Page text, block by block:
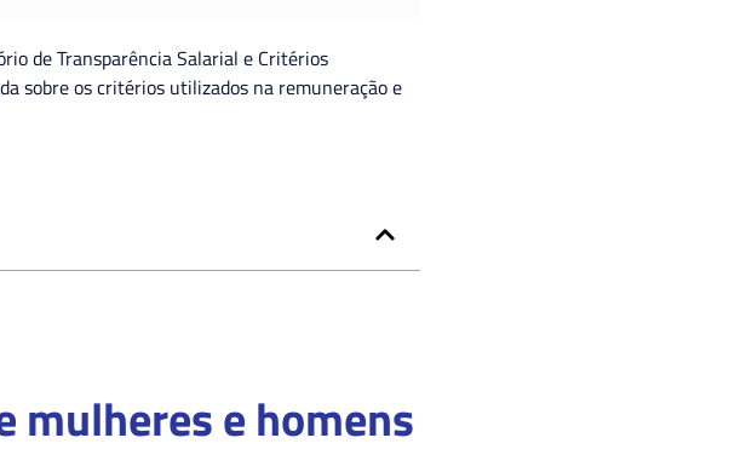
de Transparência Salarial e Critérios
sobre os critérios utilizados na remuneração e
mulheres e homens